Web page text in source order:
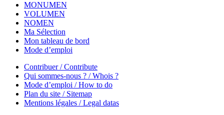
MONUMEN
VOLUMEN
NOMEN
Ma Sélection
Mon tableau de bord
Mode d’emploi
Contribuer / Contribute
Qui sommes-nous ? / Whois ?
Mode d’emploi / How to do
Plan du site / Sitemap
Mentions légales / Legal datas